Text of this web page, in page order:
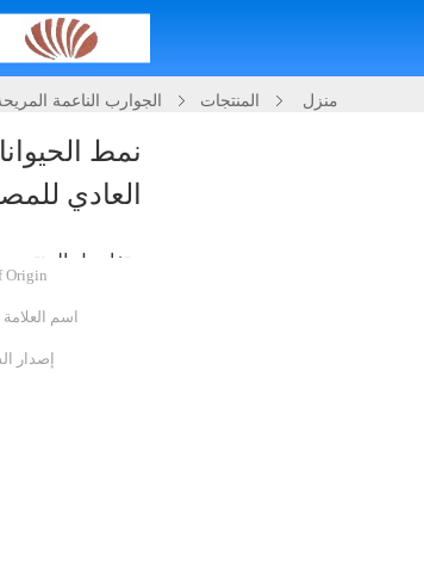
منزل المنتجات الجوارب الناعمة
نمط
العادي
تفاصيل المنتج:
Origin:
اسم العلامة
إصدار